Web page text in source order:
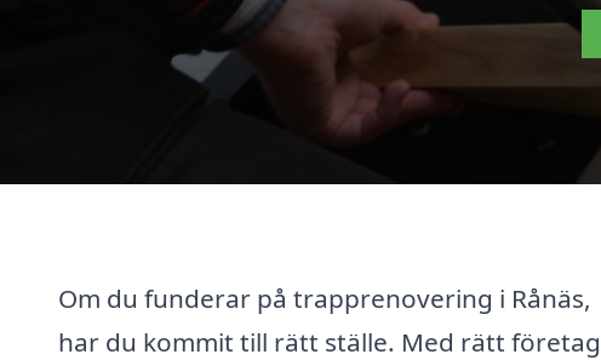
Om du funderar på trapprenovering i Rånäs,
har du kommit till rätt ställe. Med rätt företag